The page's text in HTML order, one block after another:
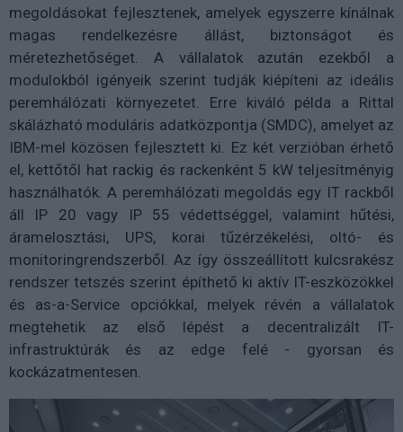
megoldásokat fejlesztenek, amelyek egyszerre kínálnak
magas rendelkezésre állást, biztonságot és
méretezhetőséget. A vállalatok azután ezekből a
modulokból igényeik szerint tudják kiépíteni az ideális
peremhálózati környezetet. Erre kiváló példa a Rittal
skálázható moduláris adatközpontja (SMDC), amelyet az
IBM-mel közösen fejlesztett ki. Ez két verzióban érhető
el, kettőtől hat rackig és rackenként 5 kW teljesítményig
használhatók. A peremhálózati megoldás egy IT rackből
áll IP 20 vagy IP 55 védettséggel, valamint hűtési,
áramelosztási, UPS, korai tűzérzékelési, oltó- és
monitoringrendszerből. Az így összeállított kulcsrakész
rendszer tetszés szerint építhető ki aktív IT-eszközökkel
és as-a-Service opciókkal, melyek révén a vállalatok
megtehetik az első lépést a decentralizált IT-
infrastruktúrák és az edge felé - gyorsan és
kockázatmentesen.